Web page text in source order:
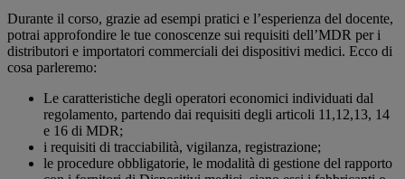
Durante il corso, grazie ad esempi pratici e l’esperienza del docente,
potrai approfondire le tue conoscenze sui requisiti dell’MDR per i
distributori e importatori commerciali dei dispositivi medici. Ecco di
cosa parleremo:
Le caratteristiche degli operatori economici individuati dal
regolamento, partendo dai requisiti degli articoli 11,12,13, 14
e 16 di MDR;
i requisiti di tracciabilità, vigilanza, registrazione;
le procedure obbligatorie, le modalità di gestione del rapporto